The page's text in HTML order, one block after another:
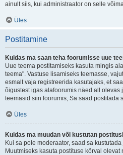
ainult siis, kui administraator on selle
Üles
Postitamine
Kuidas ma saan teha foorumisse uue
Uue teema postitamiseks kasuta mingis
teema". Vastuse lisamiseks teemasse,
esmalt vaja registreerida kasutajaks, et
õigustest igas alafoorumis näed all olevas
teemasid siin foorumis, Sa saad postitada
Üles
Kuidas ma muudan või kustutan
Kui sa pole moderaator, saad sa
Muutmiseks kasuta postituse kõrval